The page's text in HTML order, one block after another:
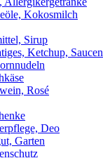
Kokosmilch
Sirup
Ketchup, Saucen
Rosé
Deo
Garten